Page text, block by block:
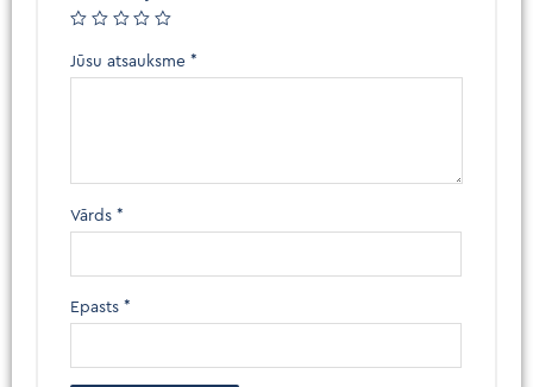
Jūsu atsauksme*
Vārds*
Epasts*